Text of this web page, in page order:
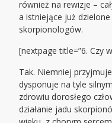
również na rewizje –
a istniejące już dzielone
skorpionologów.
[nextpage title=”6. Czy
Tak. Niemniej
dysponuje na tyle
zdrowiu dorosłego
działanie jadu